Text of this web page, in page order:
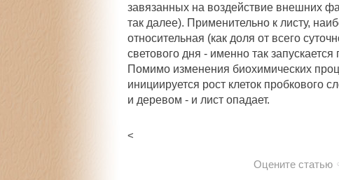
завязанных на воздействие внешних
так далее). Применительно к листу,
относительная (как доля от всего
светового дня - именно так
Помимо изменения биохимических
инициируется рост клеток пробкового
и деревом - и лист опадает.
<
Оцените статью